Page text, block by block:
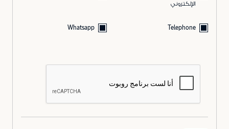
الإلكتروني
Telephone
Whatsapp